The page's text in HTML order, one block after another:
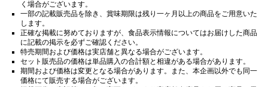
く場合がございます。
一部の記載販売品を除き、賞味期限は残り一ヶ月以上の商品をご用意いた
します。
正確な掲載に努めておりますが、食品表示情報についてはお届けした商品
に記載の掲示を必ずご確認ください。
特売期間および価格は実店舗と異なる場合がございます。
セット販売品の価格は単品購入の合計額と相違がある場合があります。
期間および価格は変更となる場合があります。また、本企画以外でも同一
価格にて販売する場合がございます。